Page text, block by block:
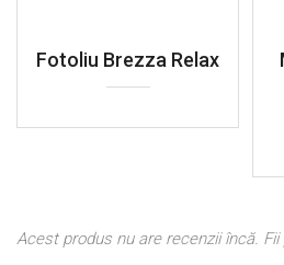
Fotoliu Brezza Relax
Acest produs nu are recenzii încă. Fii